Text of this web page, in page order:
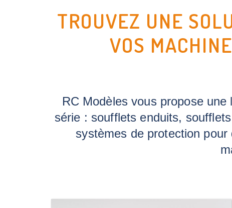
TROUVEZ UNE
VOS
RC Modèles vous propose
série : soufflets enduits,
systèmes de protection